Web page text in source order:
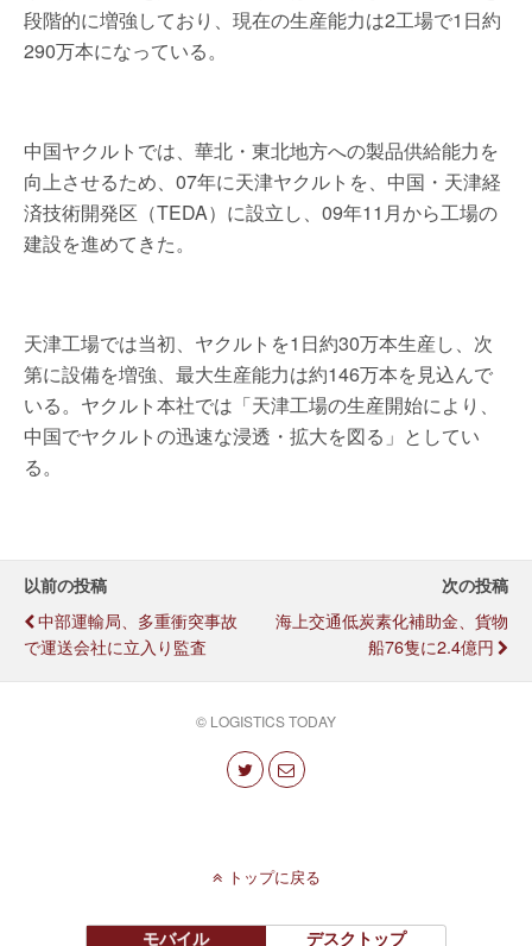
段階的に増強しており、現在の生産能力は2工場で1日約
290万本になっている。
中国ヤクルトでは、華北・東北地方への製品供給能力を
向上させるため、07年に天津ヤクルトを、中国・天津経
済技術開発区（TEDA）に設立し、09年11月から工場の
建設を進めてきた。
天津工場では当初、ヤクルトを1日約30万本生産し、次
第に設備を増強、最大生産能力は約146万本を見込んで
いる。ヤクルト本社では「天津工場の生産開始により、
中国でヤクルトの迅速な浸透・拡大を図る」としてい
る。
以前の投稿
中部運輸局、多重衝突事故
で運送会社に立入り監査
次の投稿
海上交通低炭素化補助金、貨物
船76隻に2.4億円
© LOGISTICS TODAY
トップに戻る
モバイル デスクトップ